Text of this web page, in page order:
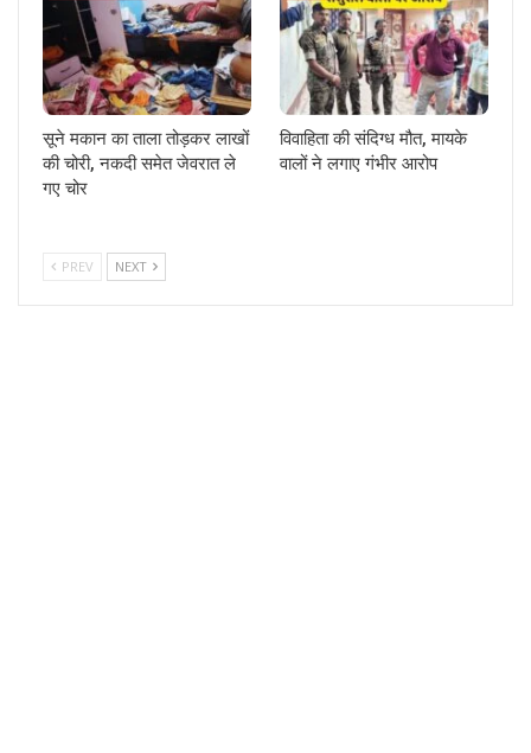
सूने मकान का ताला तोड़कर लाखों
की चोरी, नकदी समेत जेवरात ले
गए चोर
विवाहिता की संदिग्ध मौत, मायके
वालों ने लगाए गंभीर आरोप
PREV NEXT